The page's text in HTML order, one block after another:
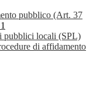
pubblico (Art. 37
1
pubblici locali (SPL)
di affidamento